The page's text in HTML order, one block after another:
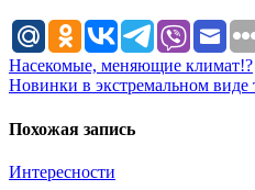
Навигация
по
записям
Насекомые, меняющие климат!?
Новинки в экстремальном виде
Похожая запись
Интересности